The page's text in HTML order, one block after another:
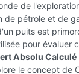
de
de pétrole et de
puits est
pour évaluer
Absolu Calculé
le concept de